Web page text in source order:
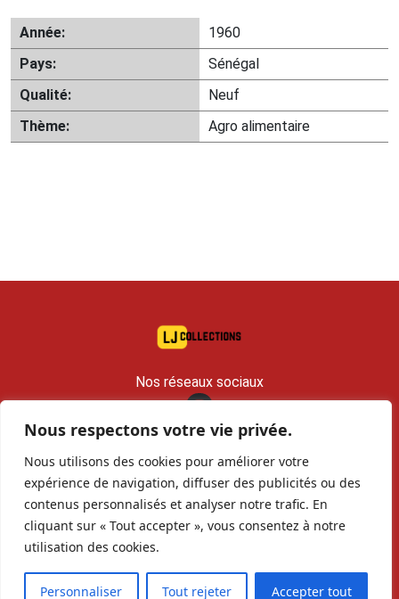
Nous respectons votre vie privée.
Nous utilisons des cookies pour améliorer votre
expérience de navigation, diffuser des publicités ou des
contenus personnalisés et analyser notre trafic. En
cliquant sur « Tout accepter », vous consentez à notre
utilisation des cookies.
Personnaliser Tout rejeter Accepter tout
Année:
1960
Pays:
Sénégal
Qualité:
Neuf
Thème:
Agro alimentaire
Nos réseaux sociaux
contact@lj-collections.com
RCS 979 374 147 Romans
Vous voulez
vendre ?
Contact Archives